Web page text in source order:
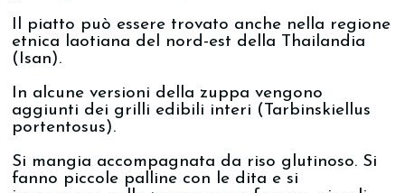
Il piatto può essere trovato anche nella regione
etnica laotiana del nord-est della Thailandia
(Isan).
In alcune versioni della zuppa vengono
aggiunti dei grilli edibili interi (Tarbinskiellus
portentosus).
Si mangia accompagnata da riso glutinoso. Si
fanno piccole palline con le dita e si